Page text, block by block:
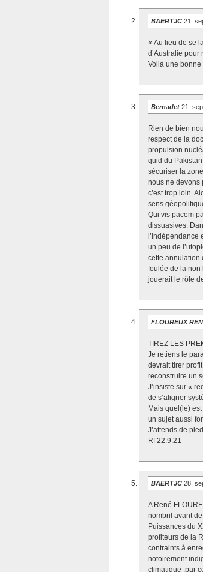
BAERTJC 21.
« Au lieu de se
d’Australie pour
Voilà une bonne
Bernadet 21.
Rien de bien
respect de la
propulsion
quid du
sécuriser la
nous ne devons
c’est trop loin.
sens
Qui vis pacem
dissuasives.
l’indépendance
un peu de
cette annulation
foulée de la non
jouerait le rôle
FLOUREUX
TIREZ LES
Je retiens le
devrait tirer
reconstruire un
J’insiste sur «
de s’aligner
Mais quel(le)
un sujet aussi
J’attends de
Rf 22.9.21
BAERTJC 28.
A René
nombril avant
Puissances du
profiteurs de la
contraints à
notoirement
climatique ,par